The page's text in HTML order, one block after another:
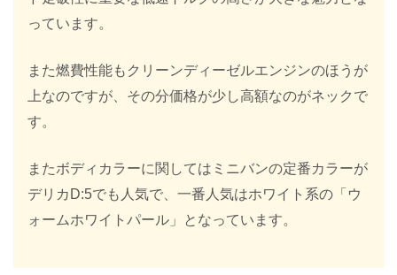
っています。
また燃費性能もクリーンディーゼルエンジンのほうが
上なのですが、その分価格が少し高額なのがネックで
す。
またボディカラーに関してはミニバンの定番カラーが
デリカD:5でも人気で、一番人気はホワイト系の「ウ
ォームホワイトパール」となっています。